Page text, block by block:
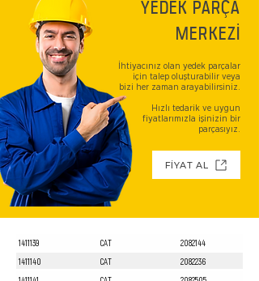
MERKEZİ
İhtiyacınız olan yedek parçalar
için talep oluşturabilir veya
bizi her zaman arayabilirsiniz.
Hızlı tedarik ve uygun
fiyatlarımızla işinizin bir
parçasıyız.
FİYAT AL
1411139 CAT
2082144
1411140
CAT
2082236